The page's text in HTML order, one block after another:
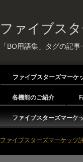
ファイブス
「BO用語集」タグの記事
ファイブスターズマーケ
各機能のご紹介
ファイブスターズマーケ
ファイブスターズマーケッツ